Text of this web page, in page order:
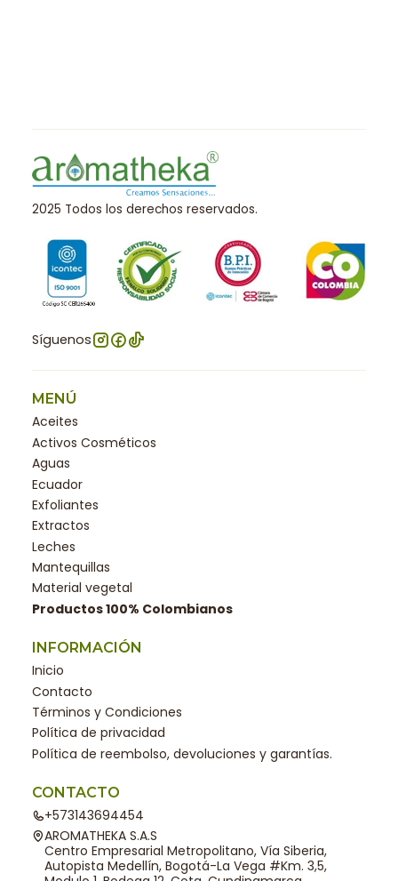
2025 Todos los derechos reservados.
Síguenos
MENÚ
Aceites
Activos Cosméticos
Aguas
Ecuador
Exfoliantes
Extractos
Leches
Mantequillas
Material vegetal
Productos 100% Colombianos
INFORMACIÓN
Inicio
Contacto
Términos y Condiciones
Política de privacidad
Política de reembolso, devoluciones y garantías.
CONTACTO
+573143694454
AROMATHEKA S.A.S
Centro Empresarial Metropolitano, Vía Siberia,
Autopista Medellín, Bogotá-La Vega #Km. 3,5,